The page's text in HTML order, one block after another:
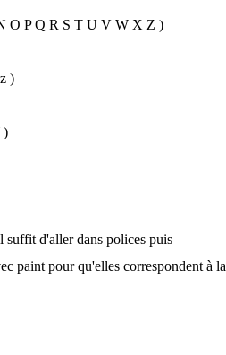
O P Q R S T U V W X Z )
)
)
suffit d'aller dans polices puis
paint pour qu'elles correspondent à la